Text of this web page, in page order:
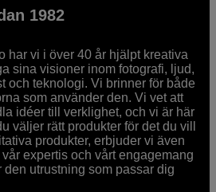
1982
har vi i över 40 år hjälpt kreativa
sina visioner inom fotografi, ljud,
och teknologi. Vi brinner för både
som använder den. Vi vet att
idéer till verklighet, och vi är här
väljer rätt produkter för det du vill
produkter, erbjuder vi även
expertis och vårt engagemang
den utrustning som passar dig